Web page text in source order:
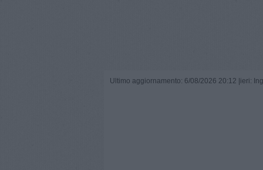
Ultimo aggiornamento: 6/08/2026 20:12 | ieri: